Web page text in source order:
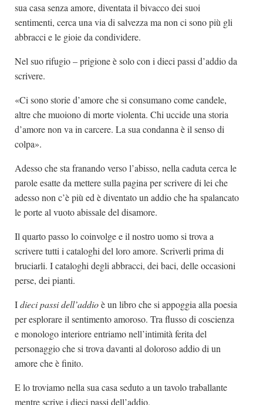
sua casa senza amore, diventata il bivacco dei suoi
sentimenti, cerca una via di salvezza ma non ci sono più gli
abbracci e le gioie da condividere.
Nel suo rifugio – prigione è solo con i dieci passi d’addio da
scrivere.
«Ci sono storie d’amore che si consumano come candele,
altre che muoiono di morte violenta. Chi uccide una storia
d’amore non va in carcere. La sua condanna è il senso di
colpa».
Adesso che sta franando verso l’abisso, nella caduta cerca le
parole esatte da mettere sulla pagina per scrivere di lei che
adesso non c’è più ed è diventato un addio che ha spalancato
le porte al vuoto abissale del disamore.
Il quarto passo lo coinvolge e il nostro uomo si trova a
scrivere tutti i cataloghi del loro amore. Scriverli prima di
bruciarli. I cataloghi degli abbracci, dei baci, delle occasioni
perse, dei pianti.
Idieci passi dell’addioè un libro che si appoggia alla poesia
per esplorare il sentimento amoroso. Tra flusso di coscienza
e monologo interiore entriamo nell’intimità ferita del
personaggio che si trova davanti al doloroso addio di un
amore che è finito.
E lo troviamo nella sua casa seduto a un tavolo traballante
mentre scrive i dieci passi dell’addio.